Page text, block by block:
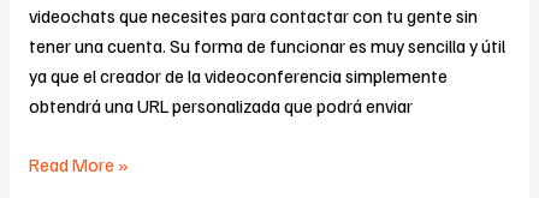
videochats que necesites para contactar con tu gente sin
tener una cuenta. Su forma de funcionar es muy sencilla y útil
ya que el creador de la videoconferencia simplemente
obtendrá una URL personalizada que podrá enviar
Read More »